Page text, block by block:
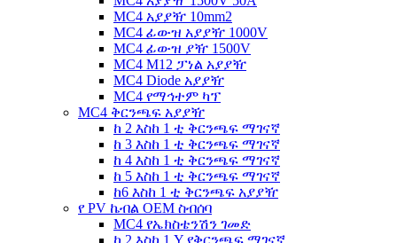
MC4 አያያዥ 10mm2
MC4 ፊውዝ አያያዥ 1000V
MC4 ፊውዝ ያዥ 1500V
MC4 M12 ፓነል አያያዥ
MC4 Diode አያያዥ
MC4 የማኅተም ካፕ
MC4 ቅርንጫፍ አያያዥ
ከ 2 እስከ 1 ቲ ቅርንጫፍ ማገናኛ
ከ 3 እስከ 1 ቲ ቅርንጫፍ ማገናኛ
ከ 4 እስከ 1 ቲ ቅርንጫፍ ማገናኛ
ከ 5 እስከ 1 ቲ ቅርንጫፍ ማገናኛ
ከ6 እስከ 1 ቲ ቅርንጫፍ አያያዥ
የ PV ኬብል OEM ስብሰባ
MC4 የኤክስቴንሽን ገመድ
ከ 2 እስከ 1 Y የቅርንጫፍ ማገናኛ